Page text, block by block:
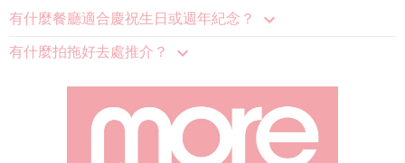
有什麼餐廳適合慶祝生日或週年紀念？
有什麼拍拖好去處推介？